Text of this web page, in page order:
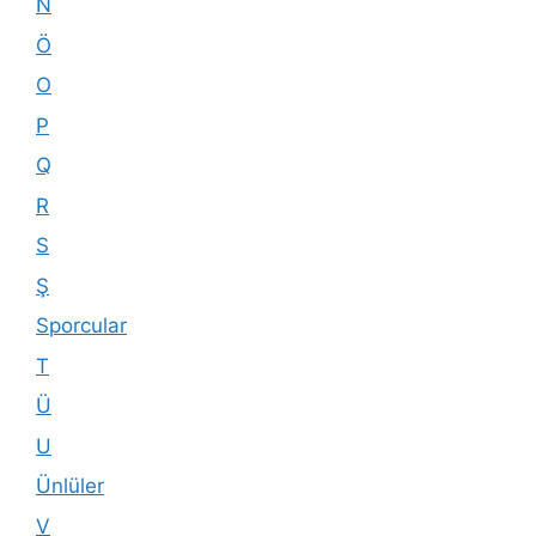
N
Ö
O
P
Q
R
S
Ş
Sporcular
T
Ü
U
Ünlüler
V